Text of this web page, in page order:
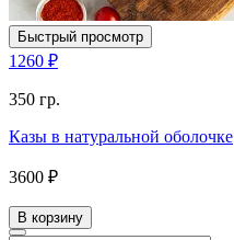
Быстрый просмотр
1260 ₽
350 гр.
Казы в натуральной оболочке
3600 ₽
В корзину